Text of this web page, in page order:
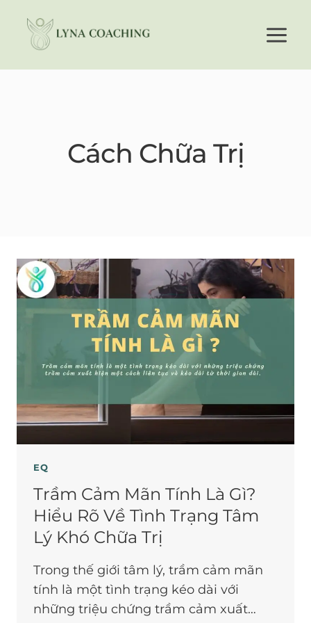
content
Cách Chữa Trị
EQ
Trầm Cảm Mãn Tính Là Gì?
Hiểu Rõ Về Tình Trạng Tâm
Lý Khó Chữa Trị
Trong thế giới tâm lý, trầm cảm mãn
tính là một tình trạng kéo dài với
những triệu chứng trầm cảm xuất…